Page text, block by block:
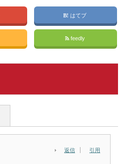
はてブ
feedly
返信 引用